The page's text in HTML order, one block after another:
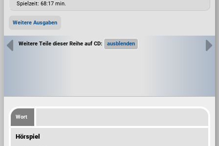
Spielzeit: 68:17 min.
Weitere Ausgaben
Weitere Teile dieser Reihe auf CD:
Wort
Hörspiel